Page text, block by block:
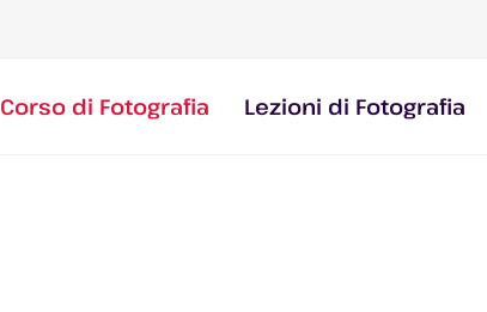
Corso di Fotografia Lezioni di Fotografia